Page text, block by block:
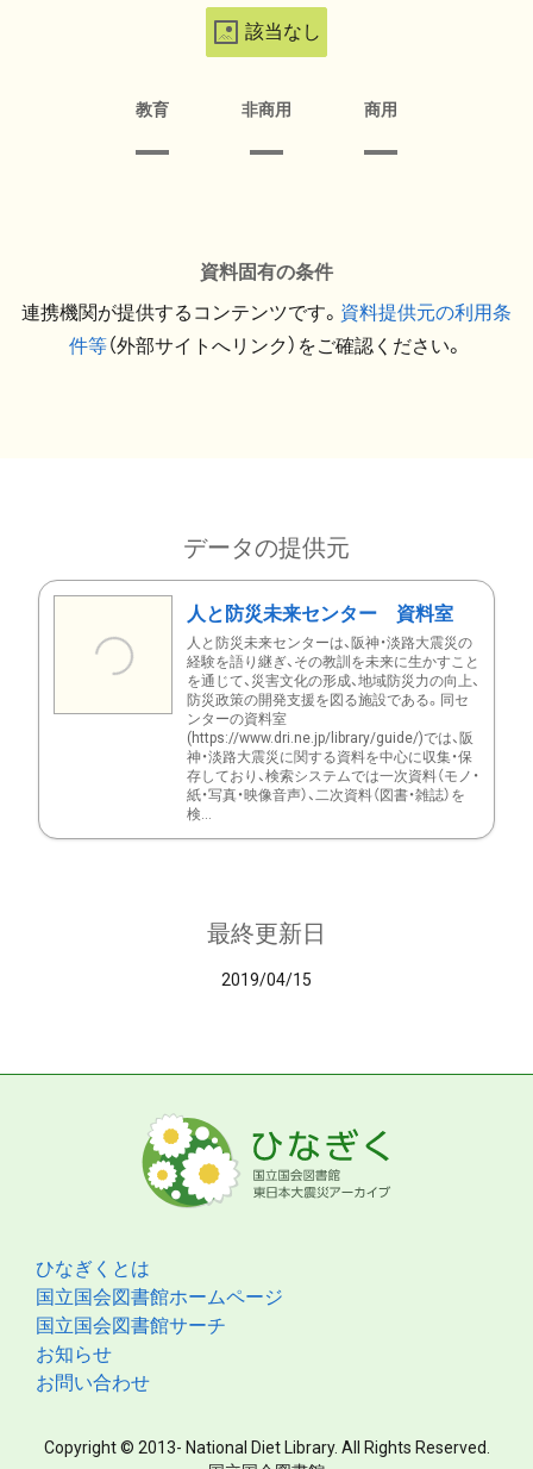
該当なし
教育 非商用 商用
資料固有の条件
連携機関が提供するコンテンツです。 資料提供元の利用条
件等（外部サイトへリンク）をご確認ください。
データの提供元
人と防災未来センター 資料室
人と防災未来センターは、阪神・淡路大震災の
経験を語り継ぎ、その教訓を未来に生かすこと
を通じて、災害文化の形成、地域防災力の向上、
防災政策の開発支援を図る施設である。同セ
ンターの資料室
(https://www.dri.ne.jp/library/guide/)では、阪
神・淡路大震災に関する資料を中心に収集・保
存しており、検索システムでは一次資料（モノ・
紙・写真・映像音声）、二次資料（図書・雑誌）を
検...
最終更新日
2019/04/15
ひなぎくとは
国立国会図書館ホームページ
国立国会図書館サーチ
お知らせ
お問い合わせ
Copyright © 2013- National Diet Library. All Rights Reserved.